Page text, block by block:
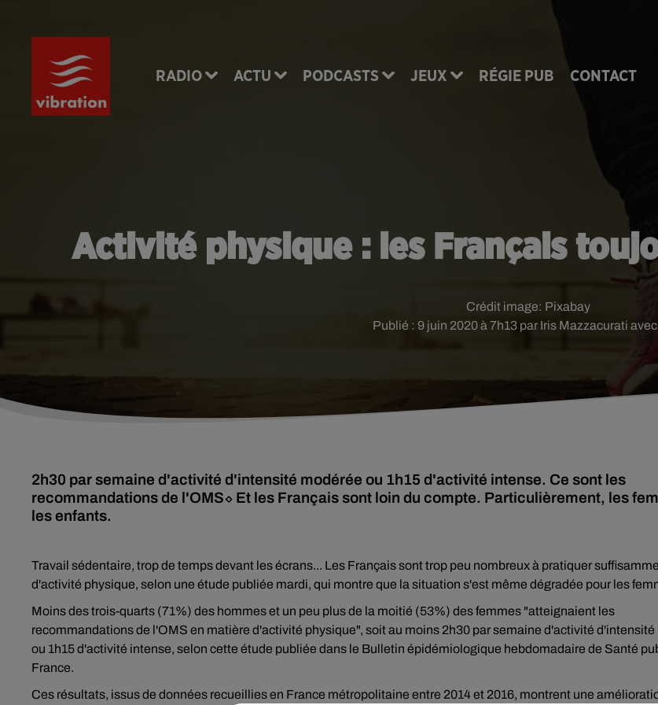
RADIO ACTU PODCASTS JEUX RÉGIE PUB CONTACT
Activité physique : les Français
Publié : 9 juin 2020 à 7h13 par Iris Mazzacurati
Crédit image: Pixabay
2h30 par semaine d'activité d'intensité modérée ou 1h15 d'activité intense. Ce sont les
recommandations de l'OMS⬦ Et les Français sont loin du compte. Particulièrement, les
les enfants.
Travail sédentaire, trop de temps devant les écrans... Les Français sont trop peu nombreux à pratiquer
d'activité physique, selon une étude publiée mardi, qui montre que la situation s'est même dégradée pour les
Moins des trois-quarts (71%) des hommes et un peu plus de la moitié (53%) des femmes "atteignaient les
recommandations de l'OMS en matière d'activité physique", soit au moins 2h30 par semaine d'activité d'intensité
ou 1h15 d'activité intense, selon cette étude publiée dans le Bulletin épidémiologique hebdomadaire de Santé
France.
Ces résultats, issus de données recueillies en France métropolitaine entre 2014 et 2016, montrent une